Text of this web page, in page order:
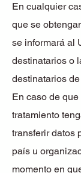
En cualquier
que se
se informará al
destinatarios o
destinatarios
En caso de
tratamiento
transferir datos
país u
momento en